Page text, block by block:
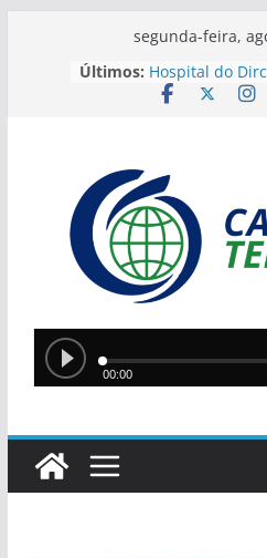
segunda-feira,
Últimos: Hospital do
e passa a
instantâneos
PASSAGEIROS
ÔNIBUS SAIR
ÁREA DE MATA
Corregedoria
de cabo preso
venda de
plataformas